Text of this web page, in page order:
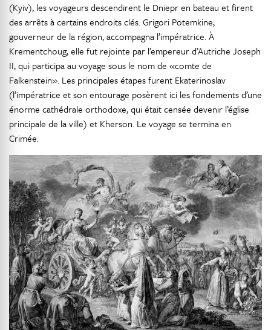
(Kyiv), les voyageurs descendirent le Dniepr en bateau et firent
des arrêts à certains endroits clés. Grigori Potemkine,
gouverneur de la région, accompagna l’impératrice. À
Krementchoug, elle fut rejointe par l’empereur d’Autriche Joseph
II, qui participa au voyage sous le nom de «comte de
Falkenstein». Les principales étapes furent Ekaterinoslav
(l’impératrice et son entourage posèrent ici les fondements d’une
énorme cathédrale orthodoxe, qui était censée devenir l’église
principale de la ville) et Kherson. Le voyage se termina en
Crimée.